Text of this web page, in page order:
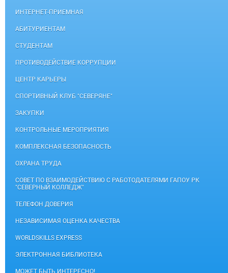
ИНТЕРНЕТ-ПРИЕМНАЯ
АБИТУРИЕНТАМ
СТУДЕНТАМ
ПРОТИВОДЕЙСТВИЕ КОРРУПЦИИ
ЦЕНТР КАРЬЕРЫ
СПОРТИВНЫЙ КЛУБ "СЕВЕРЯНЕ"
ЗАКУПКИ
КОНТРОЛЬНЫЕ МЕРОПРИЯТИЯ
КОМПЛЕКСНАЯ БЕЗОПАСНОСТЬ
ОХРАНА ТРУДА
СОВЕТ ПО ВЗАИМОДЕЙСТВИЮ С РАБОТОДАТЕЛЯМИ ГАПОУ РК
"СЕВЕРНЫЙ КОЛЛЕДЖ"
ТЕЛЕФОН ДОВЕРИЯ
НЕЗАВИСИМАЯ ОЦЕНКА КАЧЕСТВА
WORLDSKILLS EXPRESS
ЭЛЕКТРОННАЯ БИБЛИОТЕКА
МОЖЕТ БЫТЬ ИНТЕРЕСНО!